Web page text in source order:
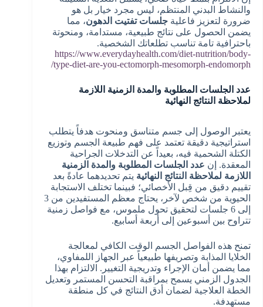
والنشاط البدني المنتظم، ليس مجرد خيار بل هو
ضرورة لتعزيز فاعلية جلسات تفتيت الدهون، مما
يضمن الحصول على نتائج طبيعية، مستدامة، ومنحوتة
باحترافية تامة تناسب تطلعاتك الشخصية.
https://www.everydayhealth.com/diet-nutrition/body-
type-diet-are-you-ectomorph-mesomorph-endomorph/
عدد الجلسات المطلوبة والمدة الزمنية اللازمة
لملاحظة النتائج النهائية
يعتبر الوصول إلى جسم متناسق ومنحوت هدفاً يتطلب
استراتيجية دقيقة تعتمد على فهم طبيعة الجسم وتوزيع
الكتلة الشحمية فيه، بعيداً عن التدخلات الجراحية
المعقدة. إن عدد الجلسات المطلوبة والمدة الزمنية
اللازمة لملاحظة النتائج النهائية يتم تحديدهما عادةً بعد
تقييم دقيق من قِبل الأخصائي؛ فبينما تختلف الاستجابة
الحيوية من شخص لآخر، يحتاج معظم المستفيدين من 3
إلى 6 جلسات لتحقيق تحول ملموس، مع فواصل زمنية
تتراوح بين أسبوعين إلى أربعة أسابيع.
تمنح هذه الفواصل الجسم الوقت الكافي لمعالجة
الخلايا المذابة وتصريفها طبيعياً عبر الجهاز اللمفاوي،
مما يضمن أمان الإجراء وتدريجية التغيير. الالتزام بهذا
الجدول الزمني يسمح بمراقبة التحسن المستمر وتعديل
الخطة العلاجية لضمان أدق النتائج في كل منطقة
مستهدفة.